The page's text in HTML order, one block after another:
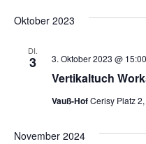
wählen.
Oktober 2023
DI.
3
Vertikaltuch
3. Oktober 2023 @ 15:00
Vauß-HofCerisy Platz
November 2024